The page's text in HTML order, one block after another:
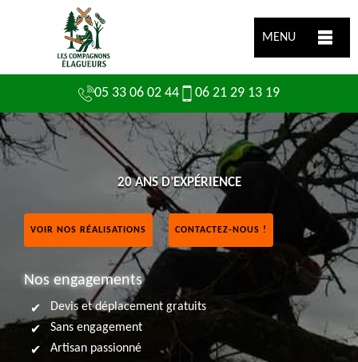
MENU
05 33 06 02 44 06 21 29 13 19
20 ANS D’EXPÉRIENCE
VOIR NOS RÉALISATIONS CONTACTEZ-NOUS !
Nos engagements
Devis et déplacement gratuits
Sans engagement
Artisan passionné